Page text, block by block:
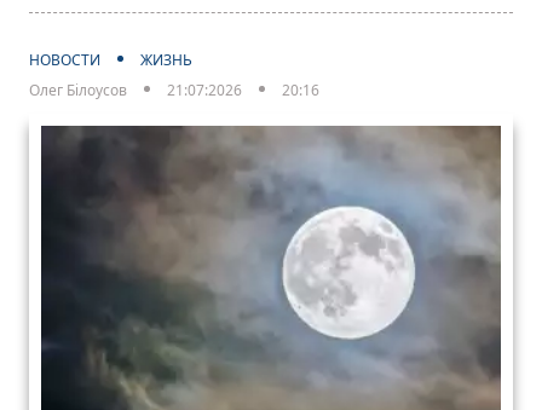
НОВОСТИ
ЖИЗНЬ
Олег Білоусов
21:07:2026 20:16